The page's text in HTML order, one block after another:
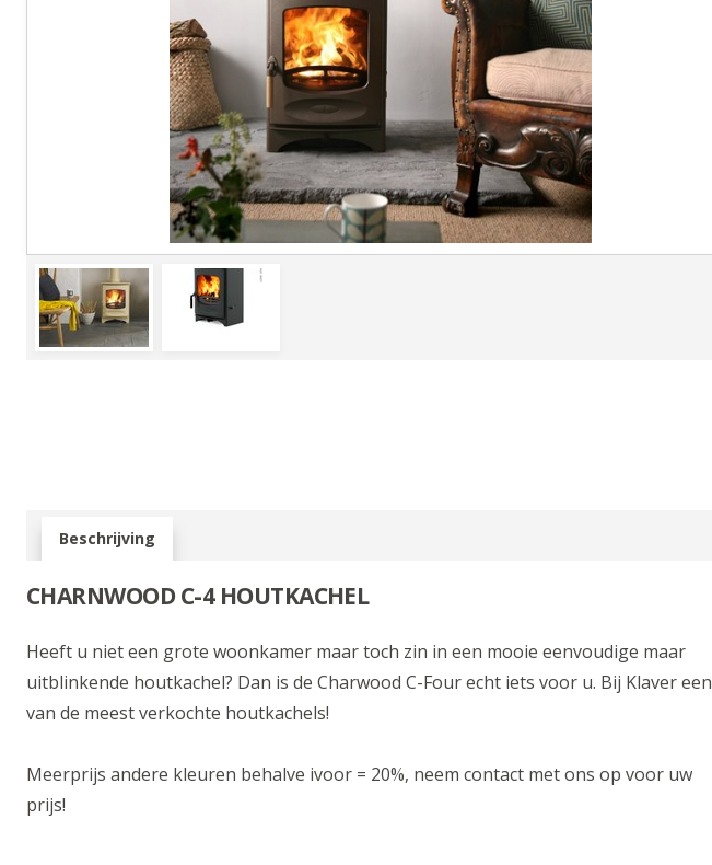
Beschrijving
CHARNWOOD C-4 HOUTKACHEL
Heeft u niet een grote woonkamer maar toch zin in een mooie eenvoudige maar
uitblinkende houtkachel? Dan is de Charwood C-Four echt iets voor u. Bij Klaver een
van de meest verkochte houtkachels!
Meerprijs andere kleuren behalve ivoor = 20%, neem contact met ons op voor uw
prijs!